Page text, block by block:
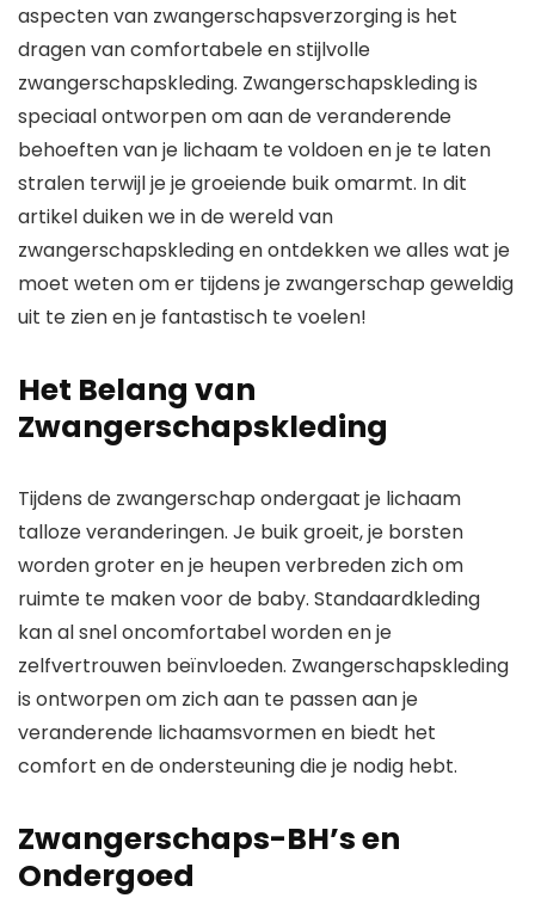
aspecten van zwangerschapsverzorging is het
dragen van comfortabele en stijlvolle
zwangerschapskleding. Zwangerschapskleding is
speciaal ontworpen om aan de veranderende
behoeften van je lichaam te voldoen en je te laten
stralen terwijl je je groeiende buik omarmt. In dit
artikel duiken we in de wereld van
zwangerschapskleding en ontdekken we alles wat je
moet weten om er tijdens je zwangerschap geweldig
uit te zien en je fantastisch te voelen!
Het Belang van
Zwangerschapskleding
Tijdens de zwangerschap ondergaat je lichaam
talloze veranderingen. Je buik groeit, je borsten
worden groter en je heupen verbreden zich om
ruimte te maken voor de baby. Standaardkleding
kan al snel oncomfortabel worden en je
zelfvertrouwen beïnvloeden. Zwangerschapskleding
is ontworpen om zich aan te passen aan je
veranderende lichaamsvormen en biedt het
comfort en de ondersteuning die je nodig hebt.
Zwangerschaps-BH’s en
Ondergoed